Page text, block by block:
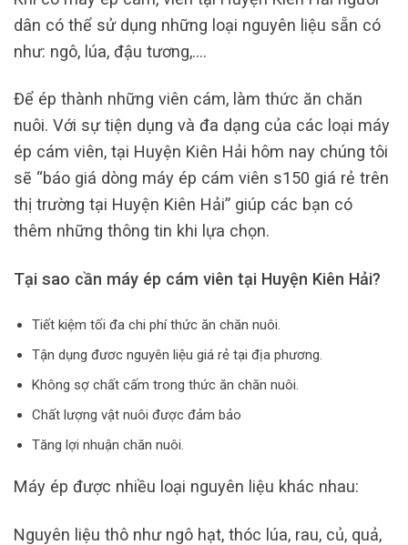
dân có thể sử dụng những loại nguyên liệu sẵn có
như: ngô, lúa, đậu tương,….
Để ép thành những viên cám, làm thức ăn chăn
nuôi. Với sự tiện dụng và đa dạng của các loại máy
ép cám viên, tại Huyện Kiên Hải hôm nay chúng tôi
sẽ “báo giá dòng máy ép cám viên s150 giá rẻ trên
thị trường tại Huyện Kiên Hải” giúp các bạn có
thêm những thông tin khi lựa chọn.
Tại sao cần máy ép cám viên tại Huyện Kiên Hải?
Tiết kiệm tối đa chi phí thức ăn chăn nuôi.
Tận dụng đươc nguyên liệu giá rẻ tại địa phương.
Không sợ chất cấm trong thức ăn chăn nuôi.
Chất lượng vật nuôi được đảm bảo
Tăng lợi nhuận chăn nuôi.
Máy ép được nhiều loại nguyên liệu khác nhau:
Nguyên liệu thô như ngô hạt, thóc lúa, rau, củ, quả,